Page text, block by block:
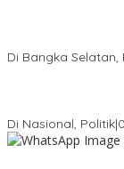
Di Bangka Selatan,
Di Nasional, Politik|